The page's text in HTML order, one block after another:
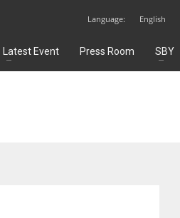
Language: English
Latest Event Press Room SBY